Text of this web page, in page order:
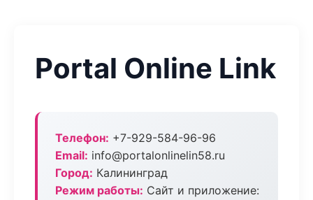
Portal Online Link
Телефон: +7-929-584-96-96
Email: info@portalonlinelin58.ru
Город: Калининград
Режим работы: Сайт и приложение: